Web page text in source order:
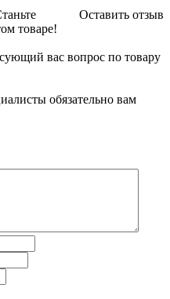
Оставить отзыв
товаре!
вас вопрос по товару
обязательно вам